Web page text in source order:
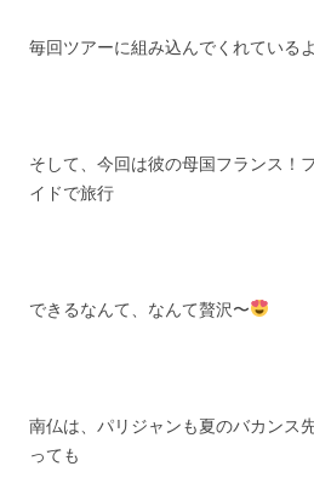
毎回ツアーに組み込んでくれている
そして、今回は彼の母国フランス！
イドで旅行
できるなんて、なんて贅沢〜
南仏は、パリジャンも夏のバカンス
っても